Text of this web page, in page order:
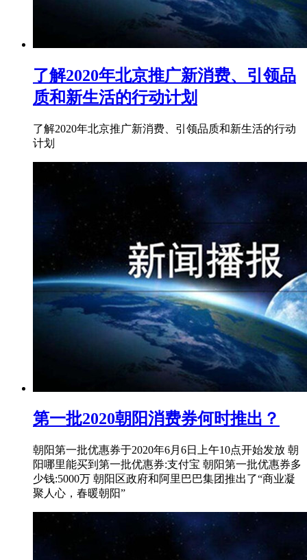
了解2020年北京推广新消费、引领品
质和新生活的行动计划
了解2020年北京推广新消费、引领品质和新生活的行动
计划
第一批2020朝阳消费券何时推出？
朝阳第一批优惠券于2020年6月6日上午10点开始发放 朝
阳哪里能买到第一批优惠券:支付宝 朝阳第一批优惠券多
少钱:5000万 朝阳区政府和阿里巴巴集团推出了“商业凝
聚人心，春暖朝阳”